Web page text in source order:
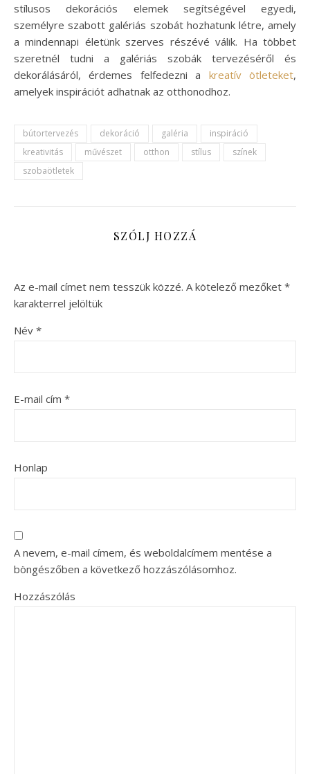
stílusos dekorációs elemek segítségével egyedi,
személyre szabott galériás szobát hozhatunk létre, amely
a mindennapi életünk szerves részévé válik. Ha többet
szeretnél tudni a galériás szobák tervezéséről és
dekorálásáról, érdemes felfedezni a kreatív ötleteket,
amelyek inspirációt adhatnak az otthonodhoz.
bútortervezés dekoráció galéria
inspiráció
kreativitás
művészet otthon stílus
színek
szobaötletek
SZÓLJ HOZZÁ
Az e-mail címet nem tesszük közzé. A kötelező mezőket *
karakterrel jelöltük
Név *
E-mail cím *
Honlap
A nevem, e-mail címem, és weboldalcímem mentése a
böngészőben a következő hozzászólásomhoz.
Hozzászólás